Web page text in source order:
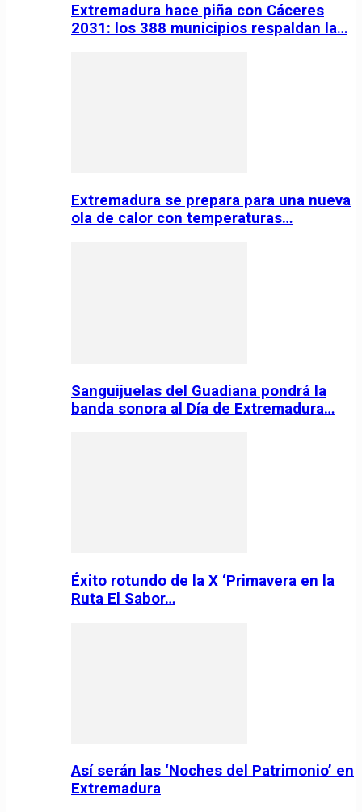
Extremadura hace piña con Cáceres
2031: los 388 municipios respaldan la…
Extremadura se prepara para una nueva
ola de calor con temperaturas…
Sanguijuelas del Guadiana pondrá la
banda sonora al Día de Extremadura…
Éxito rotundo de la X ‘Primavera en la
Ruta El Sabor…
Así serán las ‘Noches del Patrimonio’ en
Extremadura